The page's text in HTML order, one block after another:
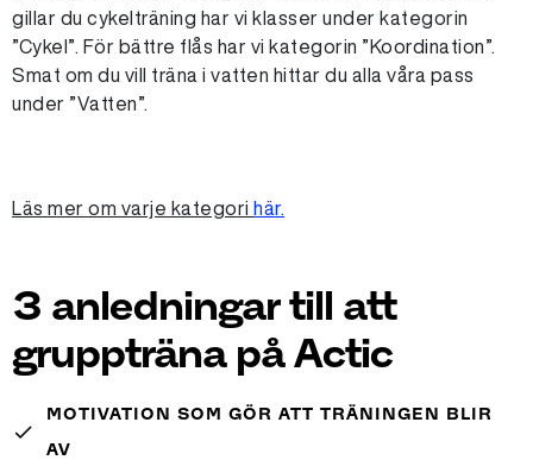
gillar du cykelträning har vi klasser under kategorin
”Cykel”. För bättre flås har vi kategorin ”Koordination”.
Smat om du vill träna i vatten hittar du alla våra pass
under ”Vatten”.
Läs mer om varje kategori här.
3 anledningar till att
gruppträna på Actic
done
MOTIVATION SOM GÖR ATT TRÄNINGEN BLIR
AV